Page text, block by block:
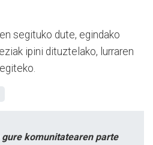
segituko dute, egindako
ipini dituztelako, lurraren
gure komunitatearen parte